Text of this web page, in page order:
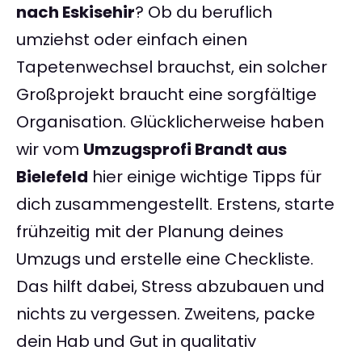
nach Eskisehir? Ob du beruflich
umziehst oder einfach einen
Tapetenwechsel brauchst, ein solcher
Großprojekt braucht eine sorgfältige
Organisation. Glücklicherweise haben
wir vom Umzugsprofi Brandt aus
Bielefeld hier einige wichtige Tipps für
dich zusammengestellt. Erstens, starte
frühzeitig mit der Planung deines
Umzugs und erstelle eine Checkliste.
Das hilft dabei, Stress abzubauen und
nichts zu vergessen. Zweitens, packe
dein Hab und Gut in qualitativ